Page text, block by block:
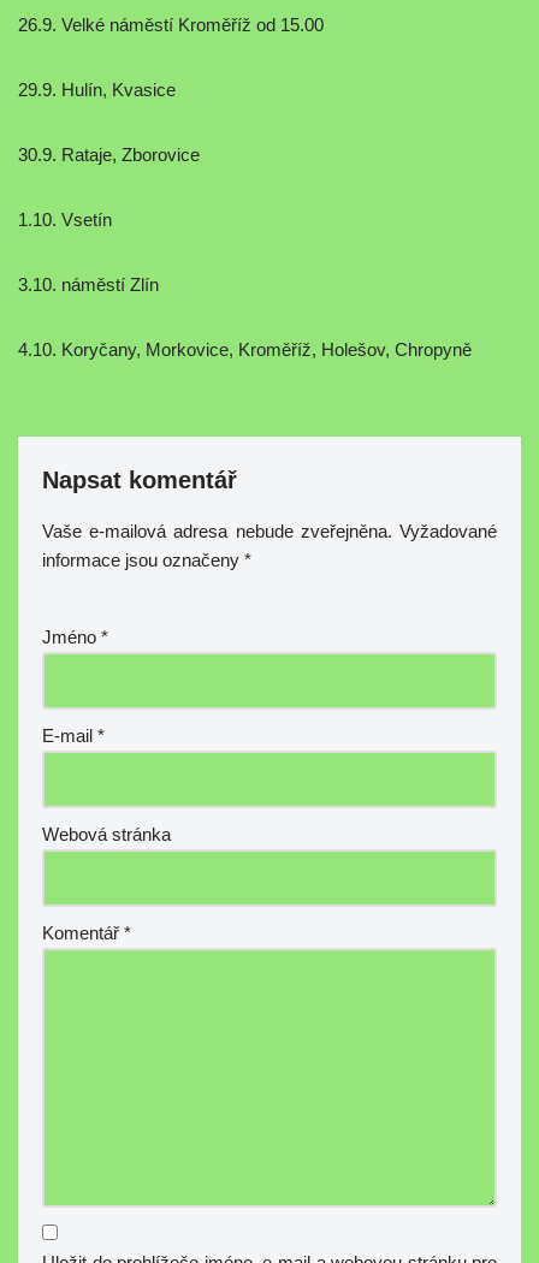
26.9. Velké náměstí Kroměříž od 15.00
29.9. Hulín, Kvasice
30.9. Rataje, Zborovice
1.10. Vsetín
3.10. náměstí Zlín
4.10. Koryčany, Morkovice, Kroměříž, Holešov, Chropyně
Napsat komentář
Vaše e-mailová adresa nebude zveřejněna. Vyžadované
informace jsou označeny *
Jméno *
E-mail *
Webová stránka
Komentář *